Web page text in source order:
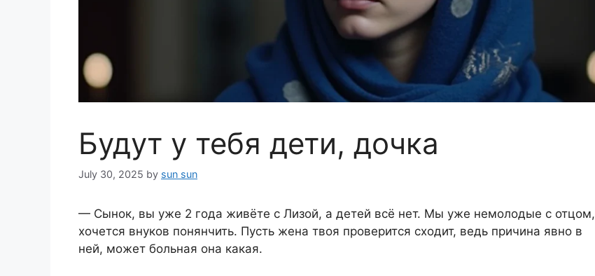
Будут у тебя дети, дочка
July 30, 2025 by sun sun
— Сынок, вы уже 2 года живёте с Лизой, а детей всё нет. Мы уже немолодые с отцом,
хочется внуков понянчить. Пусть жена твоя проверится сходит, ведь причина явно в
ней, может больная она какая.